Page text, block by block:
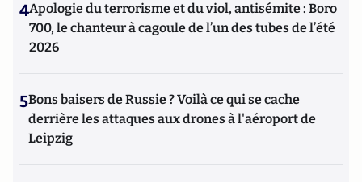
4Apologie du terrorisme et du viol, antisémite : Boro
700, le chanteur à cagoule de l’un des tubes de l’été
2026
5Bons baisers de Russie ? Voilà ce qui se cache
derrière les attaques aux drones à l'aéroport de
Leipzig